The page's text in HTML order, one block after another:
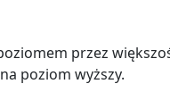
przez
po­ziom wyż­szy.